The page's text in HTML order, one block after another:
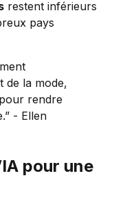
restent inférieurs
pays
de la mode,
rendre
- Ellen
pour une